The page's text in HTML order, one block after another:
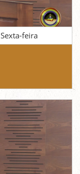
Sexta-feira